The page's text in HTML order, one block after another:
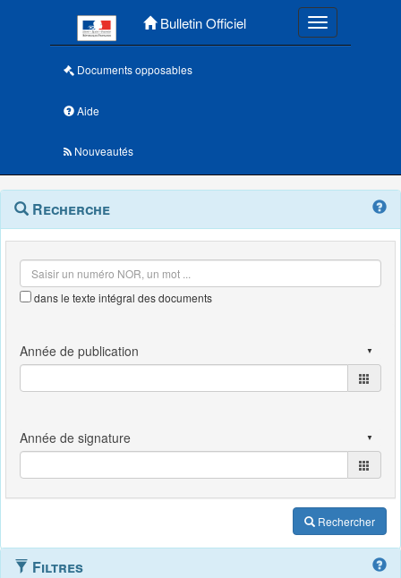
Bulletin Officiel Toggle
Documents opposables
Aide
Nouveautés
Navigation
outils
Menu
contextuel
Recherche
dans le texte intégral des documents
Rechercher
Filtres